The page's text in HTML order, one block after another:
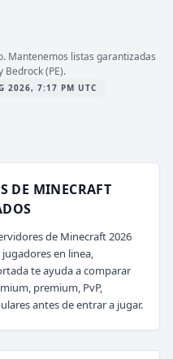
Mantenemos listas garantizadas
Bedrock (PE).
2026, 7:17 PM UTC
DE MINECRAFT
de Minecraft 2026
jugadores en linea,
te ayuda a comparar
premium, PvP,
antes de entrar a jugar.